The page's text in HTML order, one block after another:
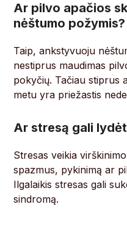
Ar pilvo apačios
nėštumo požymis?
Taip, ankstyvuoju
nestiprus maudimas
pokyčių. Tačiau stiprus
metu yra priežastis
Ar stresą gali
Stresas veikia
spazmus, pykinimą ar
Ilgalaikis stresas gali
sindromą.